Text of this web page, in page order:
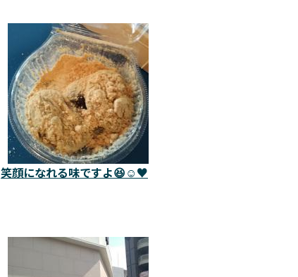
笑顔になれる味ですよ😆☺️♥️